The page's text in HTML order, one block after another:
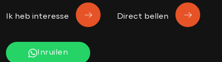
Ik heb interesse Direct bellen
Inruilen